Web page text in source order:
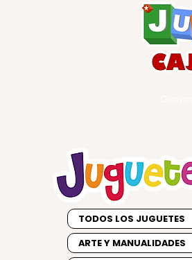
TODOS LOS JUGUETES
ARTE Y MANUALIDADES